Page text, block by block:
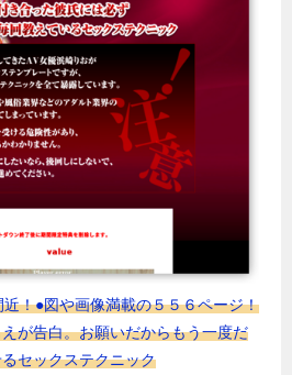
！●図や画像満載の５５６ページ！
が告白。お願いだからもう一度だ
セックステクニック